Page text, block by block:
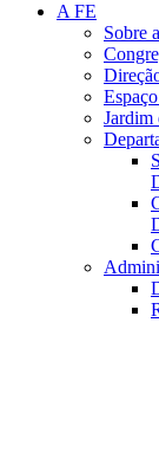
A FE
Sobre
Jardim